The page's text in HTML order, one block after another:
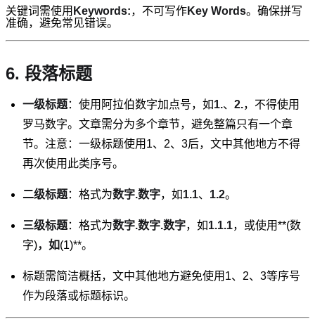
关键词需使用 Keywords:，不可写作Key Words。确保拼写
准确，避免常见错误。
6. 段落标题
一级标题：使用阿拉伯数字加点号，如1.、 2.，不得使用
罗马数字。文章需分为多个章节，避免整篇只有一个章
节。注意：一级标题使用1、2、3后，文中其他地方不得
再次使用此类序号。
二级标题：格式为数字.数字，如1.1、 1.2。
三级标题：格式为数字.数字.数字，如1.1.1，或使用**(数
字)，如(1)**。
标题需简洁概括，文中其他地方避免使用1、2、3等序号
作为段落或标题标识。